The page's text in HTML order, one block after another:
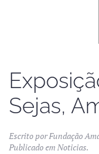
Sejas,
Escrito porFundação
Publicado emNoticias.